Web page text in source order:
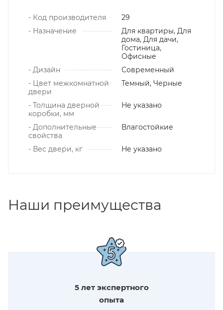
- Код производителя
29
- Назначение
Для квартиры, Для
дома, Для дачи,
Гостиница,
Офисные
- Дизайн
Современный
- Цвет межкомнатной
двери
Темный, Черные
- Толщина дверной
коробки, мм
Не указано
- Дополнительные
свойства
Влагостойкие
- Вес двери, кг Не указано
Наши преимущества
5 лет экспертного
опыта